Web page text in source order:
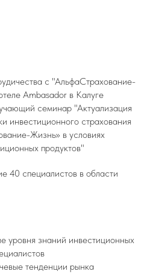
с "АльфаСтрахование-
Ambasador в Калуге
семинар "Актуализация
инвестиционного страхования
Жизнь» в условиях
продуктов"
40 специалистов в области
уровня знаний инвестиционных
тенденции рынка